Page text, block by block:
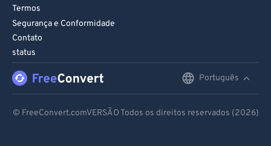
Termos
Segurança e Conformidade
Contato
status
Português
© FreeConvert.comVERSÃO Todos os direitos reservados (2026)